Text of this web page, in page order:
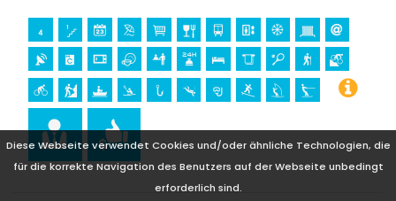
Diese Webseite verwendet Cookies und/oder ähnliche Technologien, die
für die korrekte Navigation des Benutzers auf der Webseite unbedingt
erforderlich sind.
der Wohnung)
Golf und Reiten (innerhalb von 10 Kilometern von der
Wohnung)